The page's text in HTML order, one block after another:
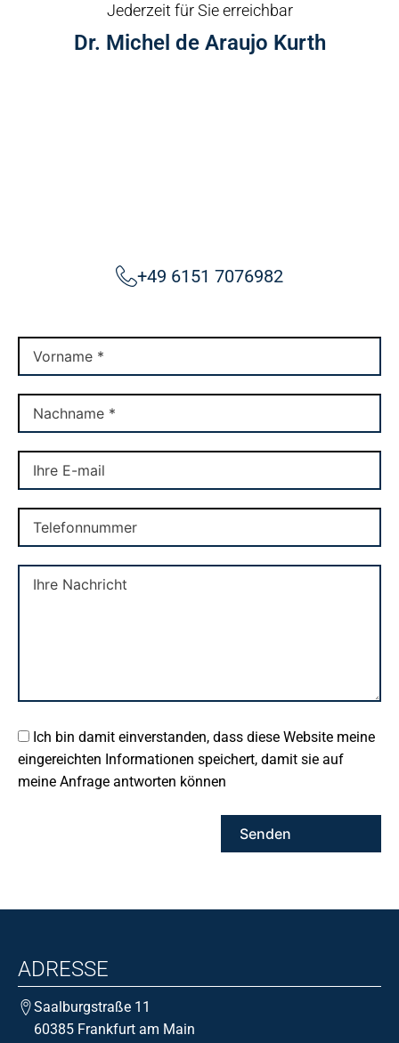
Jederzeit für Sie erreichbar
Dr. Michel de Araujo Kurth
+49 6151 7076982
Ich bin damit einverstanden, dass diese Website meine
eingereichten Informationen speichert, damit sie auf
meine Anfrage antworten können
ADRESSE
Saalburgstraße 11
60385 Frankfurt am Main